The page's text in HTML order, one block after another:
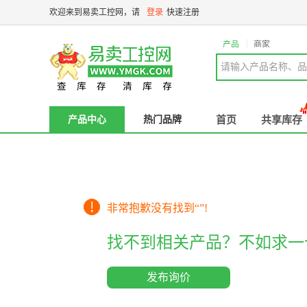
欢迎来到易卖工控网，请 登录 快速注册
产品 商家
请输入产品名称、
产品中心 热门品牌 首页 共享库存
非常抱歉没有找到“”!
找不到相关产品？不如求
发布询价